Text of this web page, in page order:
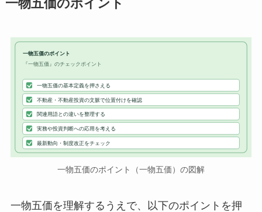
一物五価のポイント
一物五価のポイント
『一物五価』のチェックポイント
一物五価の基本定義を押さえる
不動産・不動産投資の文脈で位置付けを確認
関連用語との違いを整理する
実務や投資判断への応用を考える
最新動向・制度改正をチェック
一物五価のポイント（一物五価）の図解
一物五価を理解するうえで、以下のポイントを押